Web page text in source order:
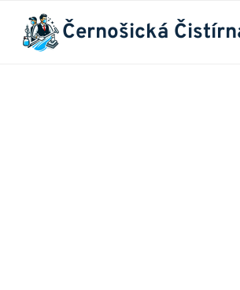
Přeskočit
obsah
Černošická